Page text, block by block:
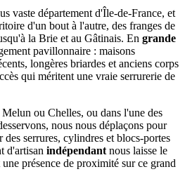
vaste département d'Île-de-France, et
d'un bout à l'autre, des franges de
la Brie et au Gâtinais. En grande
pavillonnaire : maisons
longères briardes et anciens corps
qui méritent une vraie serrurerie de
ou Chelles, ou dans l'une des
nous nous déplaçons pour
des serrures, cylindres et blocs-portes
d'artisan indépendant nous laisse le
présence de proximité sur ce grand